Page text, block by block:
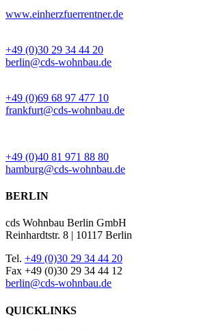
www.einherzfuerrentner.de
+49 (0)30 29 34 44 20
berlin@cds-wohnbau.de
+49 (0)69 68 97 477 10
frankfurt@cds-wohnbau.de
+49 (0)40 81 971 88 80
hamburg@cds-wohnbau.de
BERLIN
cds Wohnbau Berlin GmbH
Reinhardtstr. 8 | 10117 Berlin
Tel. +49 (0)30 29 34 44 20
Fax +49 (0)30 29 34 44 12
berlin@cds-wohnbau.de
QUICKLINKS